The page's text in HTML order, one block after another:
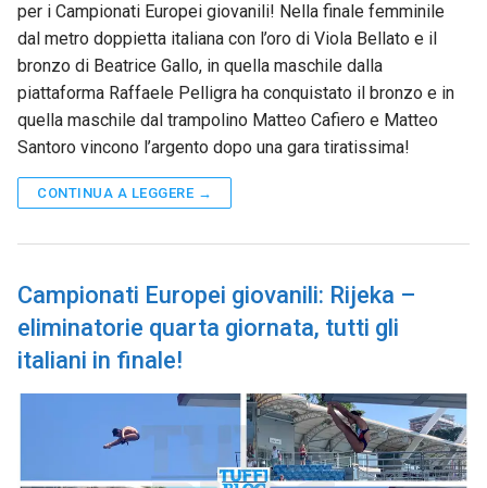
per i Campionati Europei giovanili! Nella finale femminile
dal metro doppietta italiana con l’oro di Viola Bellato e il
bronzo di Beatrice Gallo, in quella maschile dalla
piattaforma Raffaele Pelligra ha conquistato il bronzo e in
quella maschile dal trampolino Matteo Cafiero e Matteo
Santoro vincono l’argento dopo una gara tiratissima!
CONTINUA A LEGGERE →
Campionati Europei giovanili: Rijeka –
eliminatorie quarta giornata, tutti gli
italiani in finale!